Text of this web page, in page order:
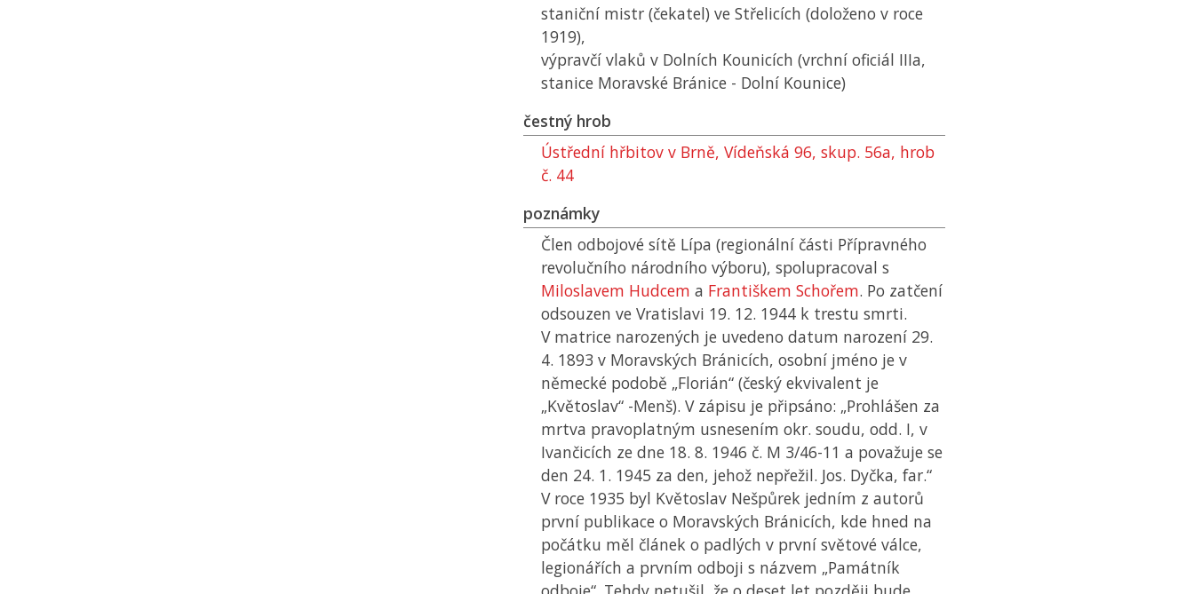
staniční mistr (čekatel) ve Střelicích (doloženo v roce
1919),
výpravčí vlaků v Dolních Kounicích (vrchní oficiál IIIa,
stanice Moravské Bránice - Dolní Kounice)
čestný hrob
Ústřední hřbitov v Brně, Vídeňská 96, skup. 56a, hrob
č. 44
poznámky
Člen odbojové sítě Lípa (regionální části Přípravného
revolučního národního výboru), spolupracoval s
Miloslavem Hudcem a Františkem Schořem. Po zatčení
odsouzen ve Vratislavi 19. 12. 1944 k trestu smrti.
V matrice narozených je uvedeno datum narození 29.
4. 1893 v Moravských Bránicích, osobní jméno je v
německé podobě „Florián“ (český ekvivalent je
„Květoslav“ -Menš). V zápisu je připsáno: „Prohlášen za
mrtva pravoplatným usnesením okr. soudu, odd. I, v
Ivančicích ze dne 18. 8. 1946 č. M 3/46-11 a považuje se
den 24. 1. 1945 za den, jehož nepřežil. Jos. Dyčka, far.“
V roce 1935 byl Květoslav Nešpůrek jedním z autorů
první publikace o Moravských Bránicích, kde hned na
počátku měl článek o padlých v první světové válce,
legionářích a prvním odboji s názvem „Památník